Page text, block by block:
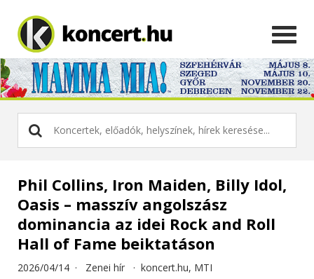
Phil Collins, Iron Maiden, Billy Idol,
Oasis – masszív angolszász
dominancia az idei Rock and Roll
Hall of Fame beiktatáson
2026/04/14 · Zenei hír · koncert.hu, MTI